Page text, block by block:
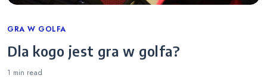
Categories
GRA W GOLFA
Dla kogo jest gra w golfa?
1 min read